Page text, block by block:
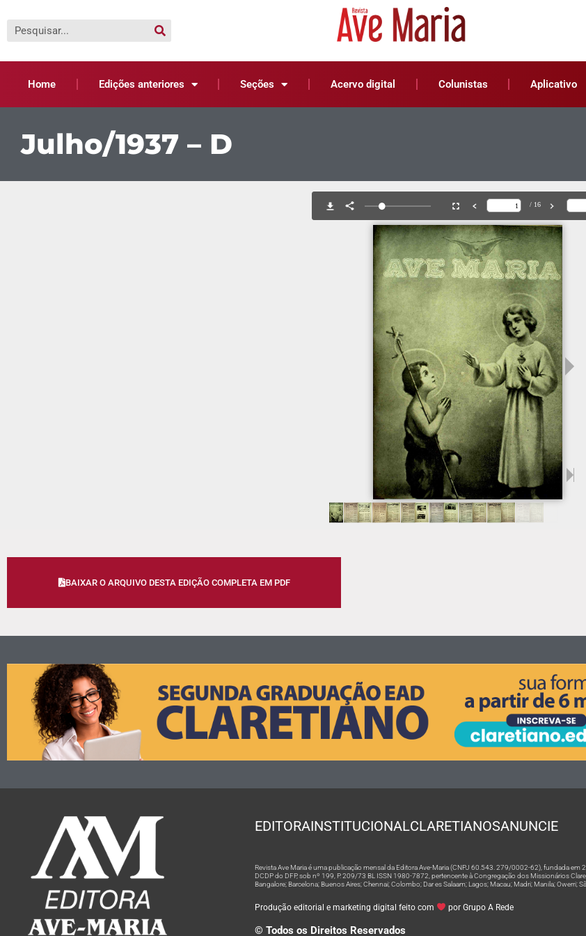
Home Edições anteriores Seções Acervo digital Colunistas Aplicativo
Julho/1937 – D
BAIXAR O ARQUIVO DESTA EDIÇÃO COMPLETA EM PDF
EDITORAINSTITUCIONALCLARETIANOSANUNCIE
Revista Ave Maria é uma publicação mensal da Editora Ave-Maria (CNPJ 60.543. 279/0002-62), fundada
DCDP do DFP, sob nº 199, P. 209/73 BL ISSN 1980-7872, pertencente à Congregação dos Missionários
Bangalore; Barcelona; Buenos Aires; Chennai; Colombo; Dar es Salaam; Lagos; Macau; Madri; Manila; Owerri;
Produção editorial e marketing digital feito com por Grupo A Rede
© Todos os Direitos Reservados